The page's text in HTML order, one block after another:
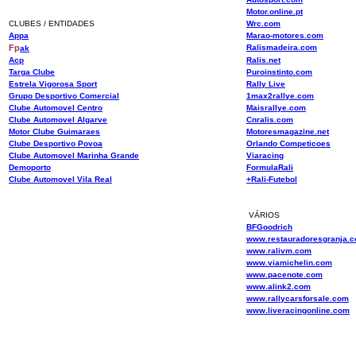
Motor.online.pt
CLUBES / ENTIDADES
Wrc.com
Appa
Marao-motores.com
Fpak
Ralismadeira.com
Acp
Ralis.net
Targa Clube
Puroinstinto.com
Estrela Vigorosa Sport
Rally Live
Grupo Desportivo Comercial
1max2rallye.com
Clube Automovel Centro
Maisrallye.com
Clube Automovel Algarve
Cnralis.com
Motor Clube Guimaraes
Motoresmagazine.net
Clube Desportivo Povoa
Orlando Competicoes
Clube Automovel Marinha Grande
Viaracing
Demoporto
FormulaRali
Clube Automovel Vila Real
+Rali-Futebol
VÁRIOS
BFGoodrich
www.ralivm.com
www.viamichelin.com
www.pacenote.com
www.alink2.com
www.rallycarsforsale.com
www.liveracingonline.com